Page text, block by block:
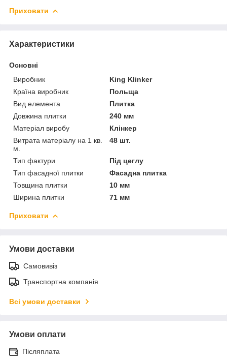
Приховати
Характеристики
Основні
Виробник
King Klinker
Країна виробник
Польща
Вид елемента
Плитка
Довжина плитки
240 мм
Матеріал виробу
Клінкер
Витрата матеріалу на 1 кв.
м.
48 шт.
Тип фактури
Під цеглу
Тип фасадної плитки
Фасадна плитка
Товщина плитки
10 мм
Ширина плитки
71 мм
Приховати
Умови доставки
Самовивіз
Транспортна компанія
Всі умови доставки
Умови оплати
Післяплата